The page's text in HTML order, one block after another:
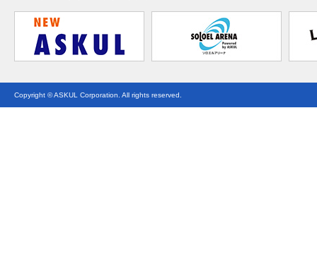
Copyright © ASKUL Corporation. All rights reserved.